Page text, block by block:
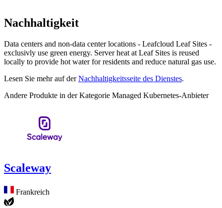
Nachhaltigkeit
Data centers and non-data center locations - Leafcloud Leaf Sites -
exclusivly use green energy. Server heat at Leaf Sites is reused
locally to provide hot water for residents and reduce natural gas use.
Lesen Sie mehr auf derNachhaltigkeitsseite des Dienstes.
Andere Produkte in der Kategorie Managed Kubernetes-Anbieter
Scaleway
Frankreich